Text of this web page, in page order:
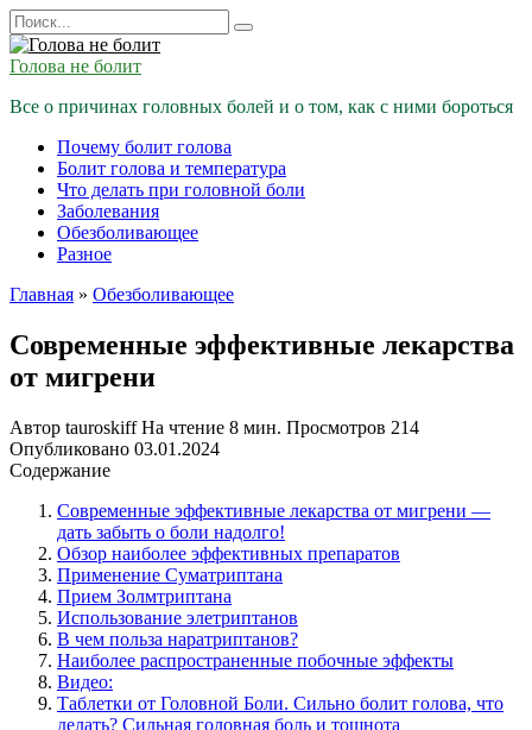
Перейти
к
содержанию
Search
for:
Голова не болит
Все о причинах головных болей и о том, как с ними бороться
Почему болит голова
Болит голова и температура
Что делать при головной боли
Заболевания
Обезболивающее
Разное
Главная » Обезболивающее
Современные эффективные лекарства
от мигрени
Автор tauroskiff На чтение 8 мин. Просмотров 214
Опубликовано 03.01.2024
Содержание
Современные эффективные лекарства от мигрени —
дать забыть о боли надолго!
Обзор наиболее эффективных препаратов
Применение Суматриптана
Прием Золмтриптана
Использование элетриптанов
В чем польза наратриптанов?
Наиболее распространенные побочные эффекты
Видео:
Таблетки от Головной Боли. Сильно болит голова, что
делать? Сильная головная боль и тошнота